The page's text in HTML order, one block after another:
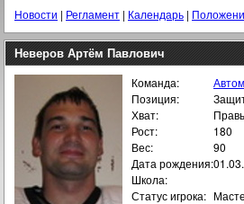
Новости | Регламент | Календарь |
Неверов Артём Павлович
Команда:
Позиция:
Хват:
Рост:
180
Вес:
90
Дата рождения:
Школа:
Статус игрока: